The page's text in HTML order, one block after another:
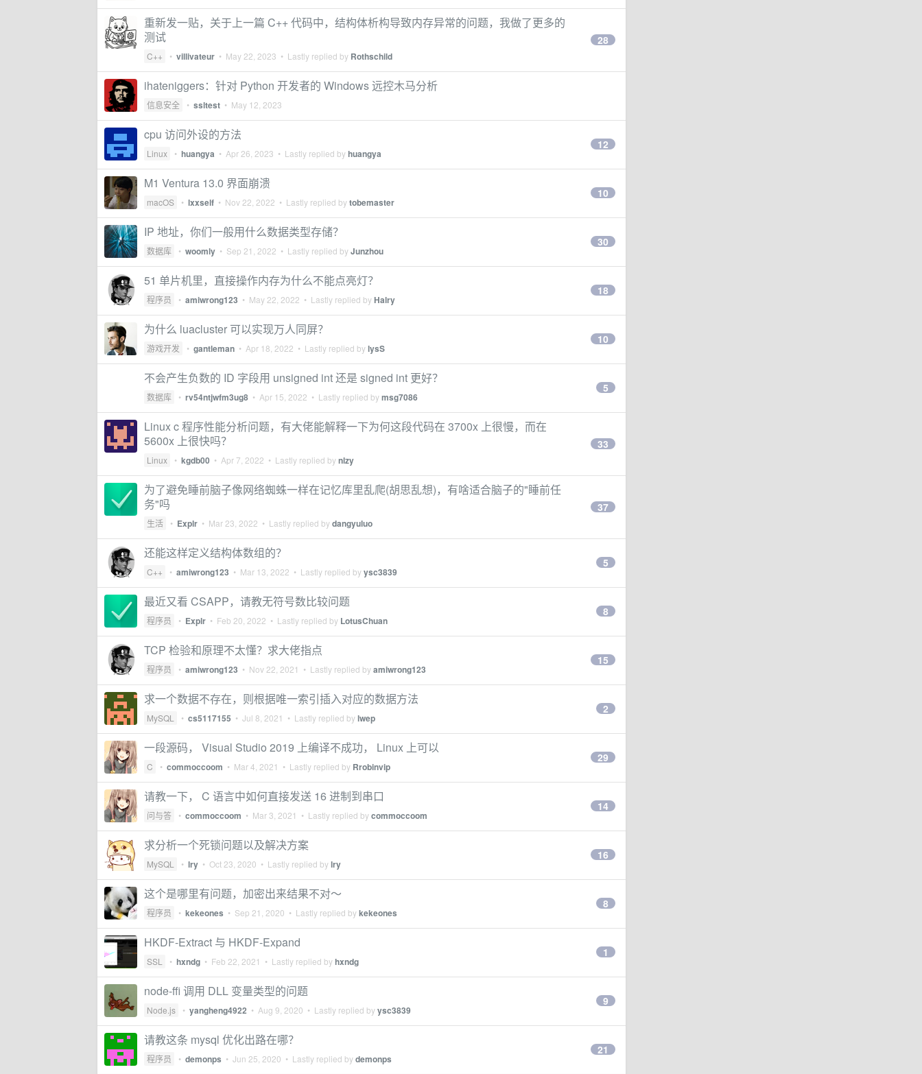
重新发一贴，关于上一篇 C++ 代码中，结构体析构导致内存异常的问题，我做了更多的
测试
C++ • villivateur • May 22, 2023 • Lastly replied by Rothschild
28
ihateniggers：针对 Python 开发者的 Windows 远控木马分析
信息安全 • ssltest • May 12, 2023
cpu 访问外设的方法
Linux • huangya • Apr 26, 2023 • Lastly replied byhuangya
12
M1 Ventura 13.0 界面崩溃
macOS • lxxself • Nov 22, 2022 • Lastly replied bytobemaster
10
IP 地址，你们一般用什么数据类型存储？
数据库 • woomly • Sep 21, 2022 • Lastly replied byJunzhou
30
51 单片机里，直接操作内存为什么不能点亮灯？
程序员 • amiwrong123 • May 22, 2022 • Lastly replied byHalry
18
为什么 luacluster 可以实现万人同屏？
游戏开发 • gantleman • Apr 18, 2022 • Lastly replied bylysS
10
不会产生负数的 ID 字段用 unsigned int 还是 signed int 更好？
数据库 • rv54ntjwfm3ug8 • Apr 15, 2022 • Lastly replied bymsg7086
5
Linux c 程序性能分析问题，有大佬能解释一下为何这段代码在 3700x 上很慢，而在
5600x 上很快吗？
Linux • kgdb00 • Apr 7, 2022 • Lastly replied bynlzy
33
为了避免睡前脑子像网络蜘蛛一样在记忆库里乱爬(胡思乱想)，有啥适合脑子的"睡前任
务"吗
生活 • Explr • Mar 23, 2022 • Lastly replied bydangyuluo
37
还能这样定义结构体数组的？
C++ • amiwrong123 • Mar 13, 2022 • Lastly replied byysc3839
5
最近又看 CSAPP，请教无符号数比较问题
程序员 • Explr • Feb 20, 2022 • Lastly replied by LotusChuan
8
TCP 检验和原理不太懂？求大佬指点
程序员 • amiwrong123 • Nov 22, 2021 • Lastly replied byamiwrong123
15
求一个数据不存在，则根据唯一索引插入对应的数据方法
MySQL • cs5117155 • Jul 8, 2021 • Lastly replied bylwep
2
一段源码， Visual Studio 2019 上编译不成功， Linux 上可以
C • commoccoom • Mar 4, 2021 • Lastly replied by Rrobinvip
29
请教一下， C 语言中如何直接发送 16 进制到串口
问与答 • commoccoom • Mar 3, 2021 • Lastly replied bycommoccoom
14
求分析一个死锁问题以及解决方案
MySQL • lry • Oct 23, 2020 • Lastly replied bylry
16
这个是哪里有问题，加密出来结果不对～
程序员 • kekeones • Sep 21, 2020 • Lastly replied bykekeones
8
HKDF-Extract 与 HKDF-Expand
SSL • hxndg • Feb 22, 2021 • Lastly replied byhxndg
1
node-ffi 调用 DLL 变量类型的问题
Node.js • yangheng4922 • Aug 9, 2020 • Lastly replied byysc3839
9
请教这条 mysql 优化出路在哪？
程序员 • demonps • Jun 25, 2020 • Lastly replied bydemonps
21